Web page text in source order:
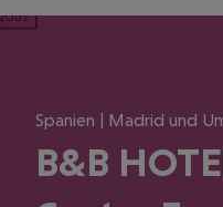
Spanien | Madrid und
B&B